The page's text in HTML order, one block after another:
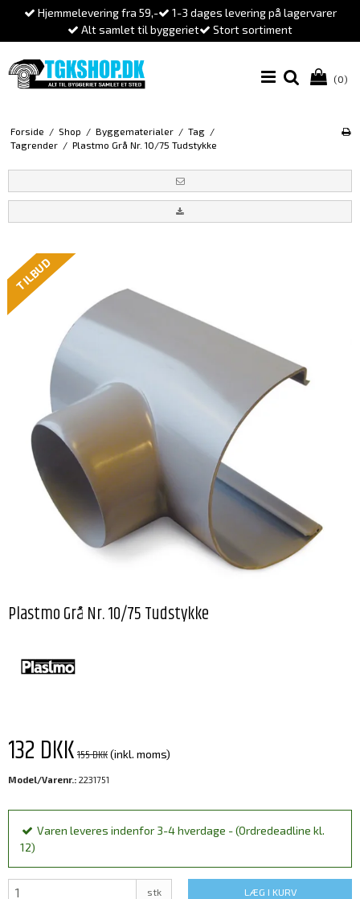
Hjemmelevering fra 59,-
1-3 dages levering på lagervarer
Alt samlet til byggeriet
Stort sortiment
(0)
Forside / Shop / Byggematerialer / Tag /
Tagrender / Plastmo Grå Nr. 10/75 Tudstykke
TILBUD
Plastmo Grå Nr. 10/75 Tudstykke
132 DKK155 DKK(inkl. moms)
Model/Varenr.: 2231751
Varen leveres indenfor 3-4 hverdage - (Ordredeadline kl.
12)
stk LÆG I KURV